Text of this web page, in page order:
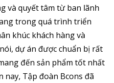
và quyết tâm từ ban lãnh
trong quá trình triển
khúc khách hàng và
dự án được chuẩn bị rất
đến sản phẩm tốt nhất
nay, Tập đoàn Bcons đã